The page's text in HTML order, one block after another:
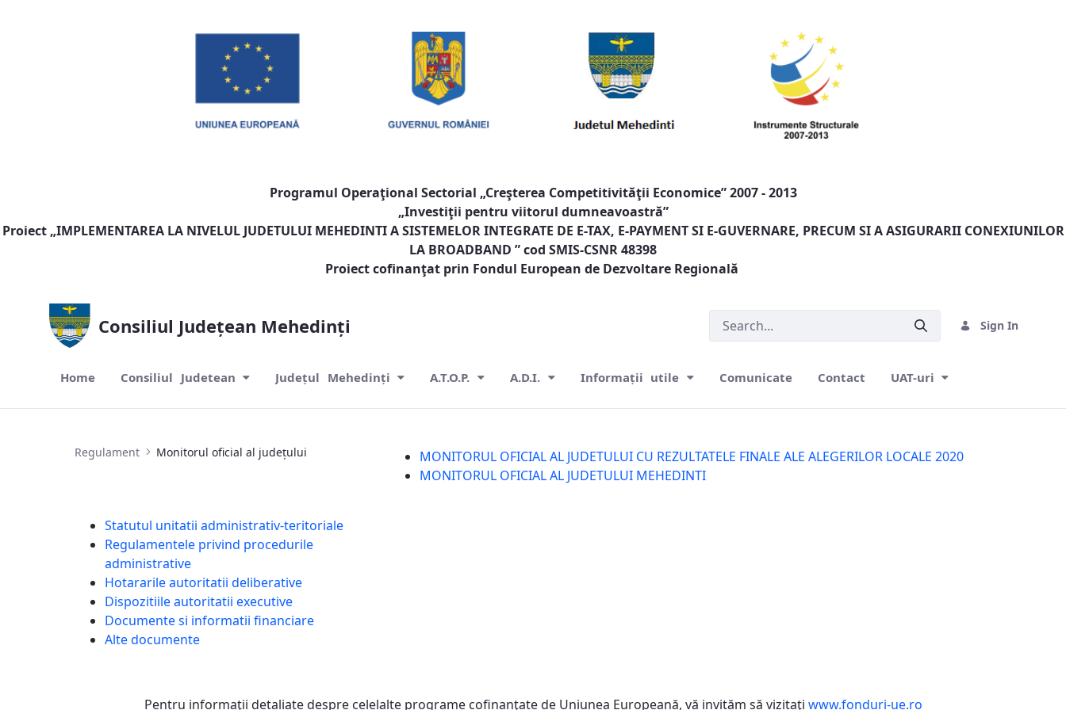
Programul Operaţional Sectorial „Creşterea Competitivităţii Economice” 2007 - 2013
„Investiţii pentru viitorul dumneavoastră”
Proiect „IMPLEMENTAREA LA NIVELUL JUDETULUI MEHEDINTI A SISTEMELOR INTEGRATE DE E-TAX, E-PAYMENT SI E-GUVERNARE, PRECUM SI A ASIGURARII CONEXIUNILOR
LA BROADBAND ” cod SMIS-CSNR 48398
Proiect cofinanţat prin Fondul European de Dezvoltare Regională
Consiliul Județean Mehedinți Sign In
Home Consiliul Judetean Județul Mehedinți A.T.O.P. A.D.I. Informații utile Comunicate Contact UAT-uri
Regulament Monitorul oficial al județului
Statutul unitatii administrativ-teritoriale
Regulamentele privind procedurile
administrative
Hotararile autoritatii deliberative
Dispozitiile autoritatii executive
Documente si informatii financiare
Alte documente
MONITORUL OFICIAL AL JUDETULUI CU REZULTATELE FINALE ALE ALEGERILOR LOCALE 2020
MONITORUL OFICIAL AL JUDETULUI MEHEDINTI
Pentru informaţii detaliate despre celelalte programe cofinanţate de Uniunea Europeană, vă invităm să vizitaţi www.fonduri-ue.ro